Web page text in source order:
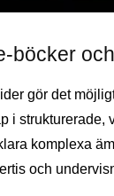
böcker
gör det
i strukturerade,
komplexa
och